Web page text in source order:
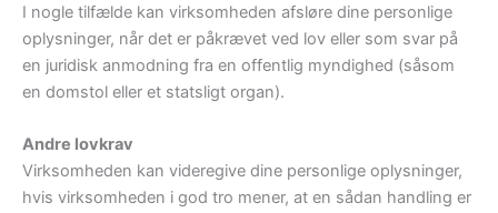
I nogle tilfælde kan virksomheden afsløre dine personlige
oplysninger, når det er påkrævet ved lov eller som svar på
en juridisk anmodning fra en offentlig myndighed (såsom
en domstol eller et statsligt organ).
Andre lovkrav
Virksomheden kan videregive dine personlige oplysninger,
hvis virksomheden i god tro mener, at en sådan handling er